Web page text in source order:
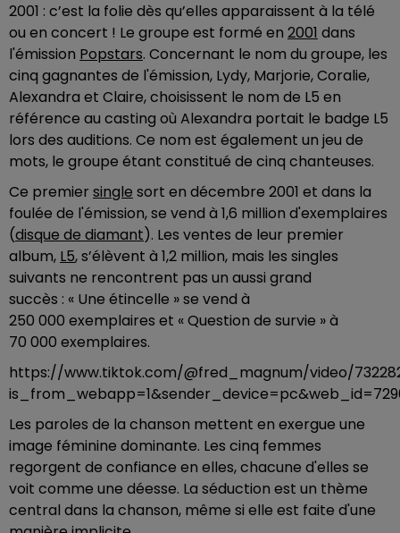
2001 : c’est la folie dès qu’elles apparaissent à la télé
ou en concert ! Le groupe est formé en 2001 dans
l'émission Popstars. Concernant le nom du groupe, les
cinq gagnantes de l'émission, Lydy, Marjorie, Coralie,
Alexandra et Claire, choisissent le nom de L5 en
référence au casting où Alexandra portait le badge L5
lors des auditions. Ce nom est également un jeu de
mots, le groupe étant constitué de cinq chanteuses.
Ce premier single sort en décembre 2001 et dans la
foulée de l'émission, se vend à 1,6 million d'exemplaires
(disque de diamant). Les ventes de leur premier
album, L5, s’élèvent à 1,2 million, mais les singles
suivants ne rencontrent pas un aussi grand
succès : « Une étincelle » se vend à
250 000 exemplaires et « Question de survie » à
70 000 exemplaires.
https://www.tiktok.com/@fred_magnum/video/
Les paroles de la chanson mettent en exergue une
image féminine dominante. Les cinq femmes
regorgent de confiance en elles, chacune d'elles se
voit comme une déesse. La séduction est un thème
central dans la chanson, même si elle est faite d'une